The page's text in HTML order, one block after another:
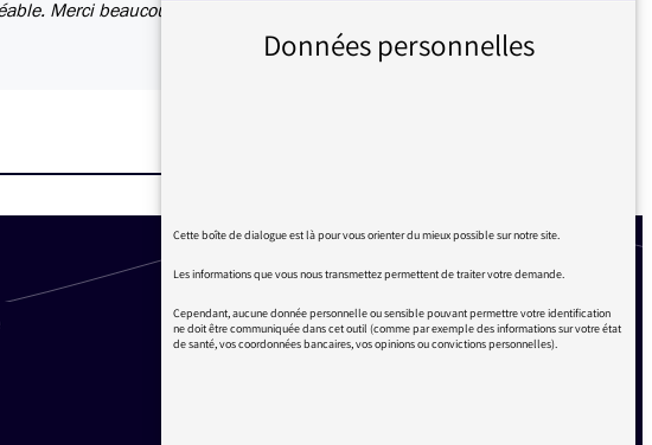
Merci beaucoup
Données personnelles
Cette boîte de dialogue est là pour vous orienter du mieux possible sur notre site.
Les informations que vous nous transmettez permettent de traiter votre demande.
Cependant, aucune donnée personnelle ou sensible pouvant permettre votre identification
ne doit être communiquée dans cet outil (comme par exemple des informations sur votre état
de santé, vos coordonnées bancaires, vos opinions ou convictions personnelles).